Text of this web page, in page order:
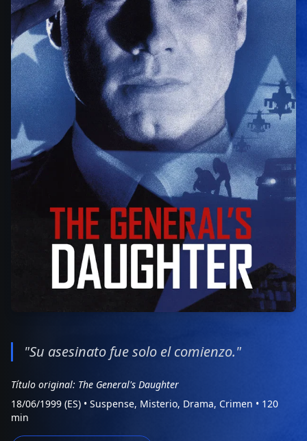
"Su asesinato fue solo el comienzo."
Título original: The General's Daughter
18/06/1999 (ES) • Suspense, Misterio, Drama, Crimen • 120
min